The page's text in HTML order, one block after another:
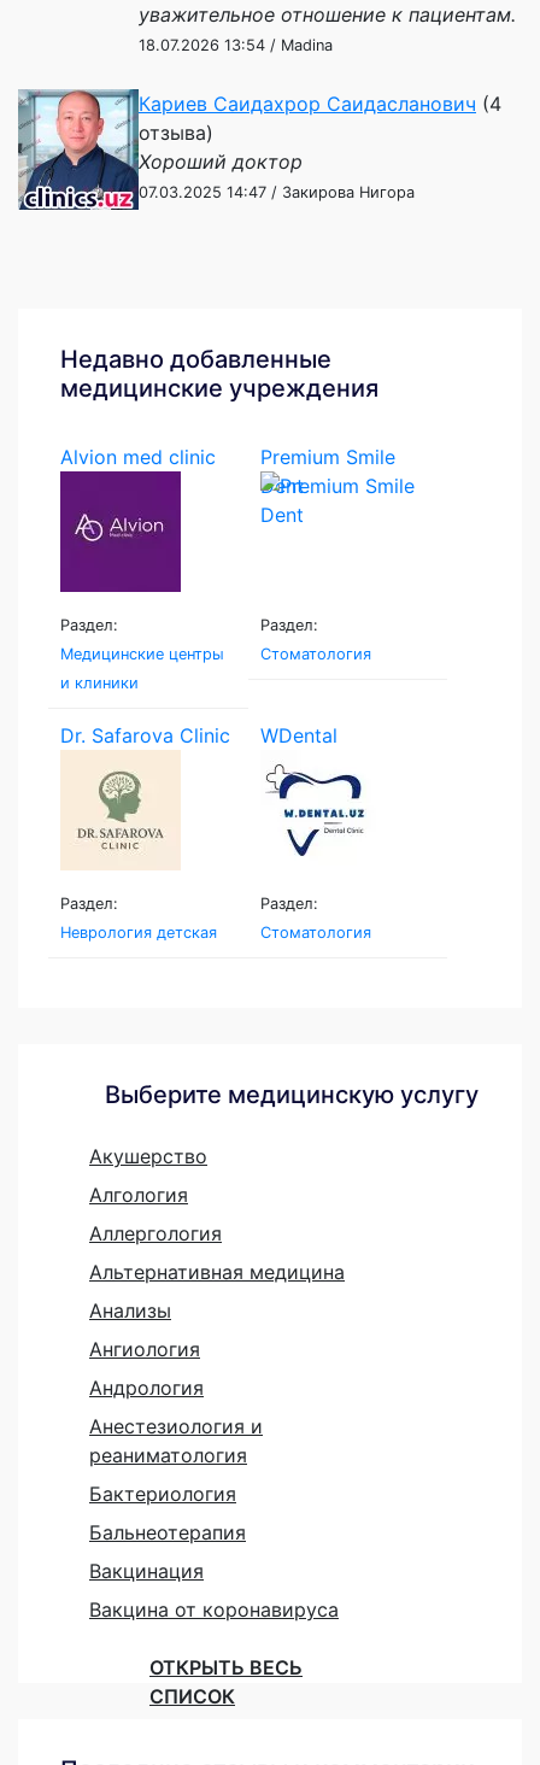
уважительное отношение к пациентам.
18.07.2026 13:54 / Madina
Кариев Саидахрор Саидасланович (4
отзыва)
Хороший доктор
07.03.2025 14:47 / Закирова Нигора
Недавно добавленные
медицинские учреждения
Alvion med clinic
Раздел:
Медицинские центры
и клиники
Premium Smile
Dent
Раздел:
Стоматология
Dr. Safarova Clinic
Раздел:
Неврология детская
WDental
Раздел:
Стоматология
Выберите медицинскую услугу
Акушерство
Алгология
Аллергология
Альтернативная медицина
Анализы
Ангиология
Андрология
Анестезиология и
реаниматология
Бактериология
Бальнеотерапия
Вакцинация
Вакцина от коронавируса
ОТКРЫТЬ ВЕСЬ
СПИСОК